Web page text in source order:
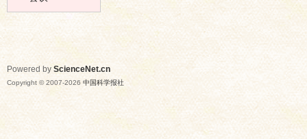
Powered by ScienceNet.cn
Copyright © 2007-2026 中国科学报社